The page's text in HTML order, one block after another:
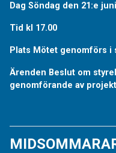
Dag Söndag den 21:e
Tid kl 17.00
Plats Mötet genomförs i
Ärenden Beslut om
genomförande av